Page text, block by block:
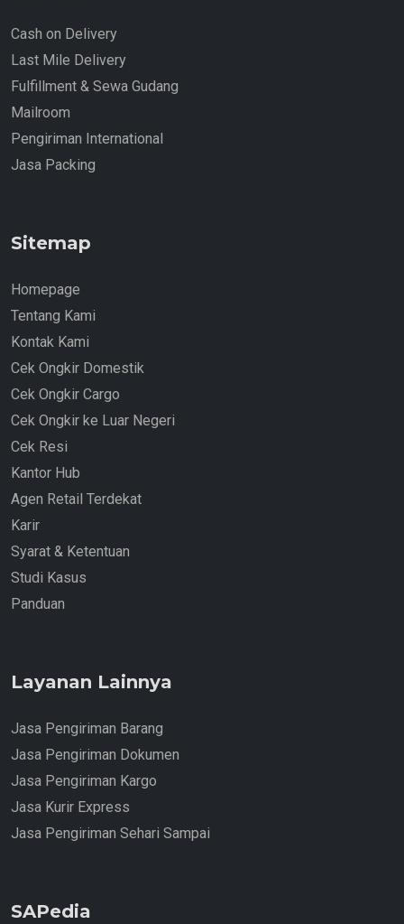
Cash on Delivery
Last Mile Delivery
Fulfillment & Sewa Gudang
Mailroom
Pengiriman International
Jasa Packing
Sitemap
Homepage
Tentang Kami
Kontak Kami
Cek Ongkir Domestik
Cek Ongkir Cargo
Cek Ongkir ke Luar Negeri
Cek Resi
Kantor Hub
Agen Retail Terdekat
Karir
Syarat & Ketentuan
Studi Kasus
Panduan
Layanan Lainnya
Jasa Pengiriman Barang
Jasa Pengiriman Dokumen
Jasa Pengiriman Kargo
Jasa Kurir Express
Jasa Pengiriman Sehari Sampai
SAPedia